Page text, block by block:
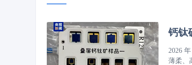
钙钛
2026
薄柔、